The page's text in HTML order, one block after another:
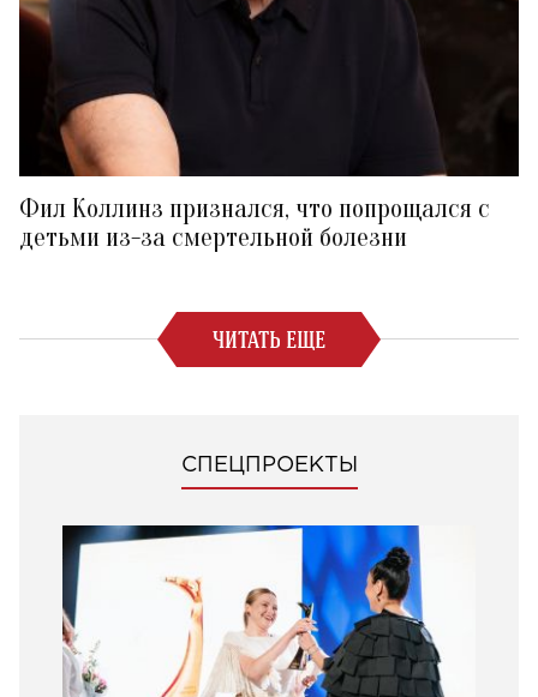
Фил Коллинз признался, что попрощался с
детьми из-за смертельной болезни
ЧИТАТЬ ЕЩЕ
СПЕЦПРОЕКТЫ